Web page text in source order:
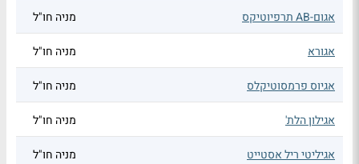
אגום-AB תרפיוטיקס
מניה חו"ל
אגורא מניה חו"ל
אגיוס פרמסוטיקלס מניה חו"ל
אגילון הלת' מניה חו"ל
אגיליטי ריל אסטייט מניה חו"ל